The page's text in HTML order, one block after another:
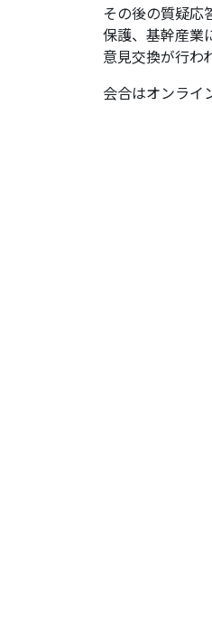
その後の質疑応
保護、基幹産業
意見交換が行わ
会合はオンライ